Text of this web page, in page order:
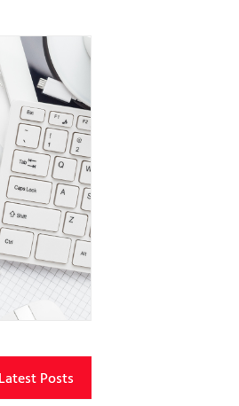
Latest Posts